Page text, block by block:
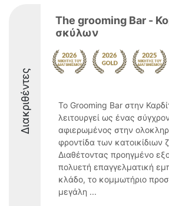
Διακριθέντες
The grooming Bar -
σκύλων
Το Grooming Bar στην
λειτουργεί ως ένας
αφιερωμένος στην
φροντίδα των κατοικίδιων
Διαθέτοντας προηγμένο
πολυετή επαγγελματική
κλάδο, το κομμωτήριο
μεγάλη ...